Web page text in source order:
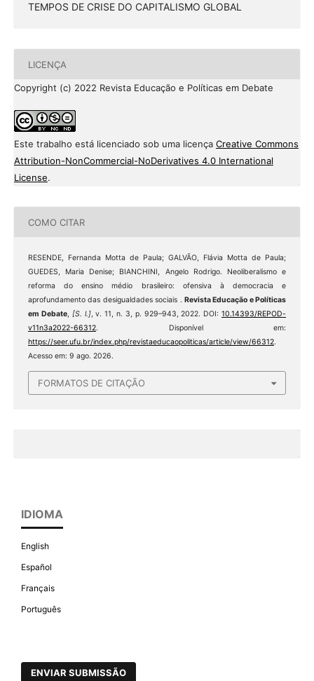
TEMPOS DE CRISE DO CAPITALISMO GLOBAL
LICENÇA
Copyright (c) 2022 Revista Educação e Políticas em Debate
Este trabalho está licenciado sob uma licença Creative Commons
Attribution-NonCommercial-NoDerivatives 4.0 International
License.
COMO CITAR
RESENDE, Fernanda Motta de Paula; GALVÃO, Flávia Motta de Paula;
GUEDES, Maria Denise; BIANCHINI, Angelo Rodrigo. Neoliberalismo e
reforma do ensino médio brasileiro: ofensiva à democracia e
aprofundamento das desigualdades sociais . Revista Educação e Políticas
em Debate, [S. l.], v. 11, n. 3, p. 929–943, 2022. DOI:10.14393/REPOD-
v11n3a2022-66312. Disponível em:
https://seer.ufu.br/index.php/revistaeducaopoliticas/article/view/66312.
Acesso em: 9 ago. 2026.
FORMATOS DE CITAÇÃO
IDIOMA
English
Español
Français
Português
ENVIAR SUBMISSÃO